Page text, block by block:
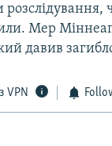
Мер
давив
VPN